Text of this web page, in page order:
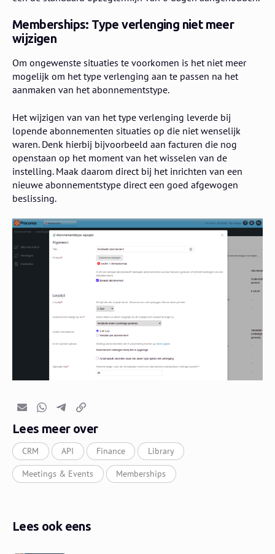
Memberships: Type verlenging niet meer
wijzigen
Om ongewenste situaties te voorkomen is het niet meer
mogelijk om het type verlenging aan te passen na het
aanmaken van het abonnementstype.
Het wijzigen van van het type verlenging leverde bij
lopende abonnementen situaties op die niet wenselijk
waren. Denk hierbij bijvoorbeeld aan facturen die nog
openstaan op het moment van het wisselen van de
instelling. Maak daarom direct bij het inrichten van een
nieuwe abonnementstype direct een goed afgewogen
beslissing.
E-mailWhatsapp
TelegramKopieer link
Lees meer over
CRM API Finance Library
Meetings & Events Memberships
Lees ook eens